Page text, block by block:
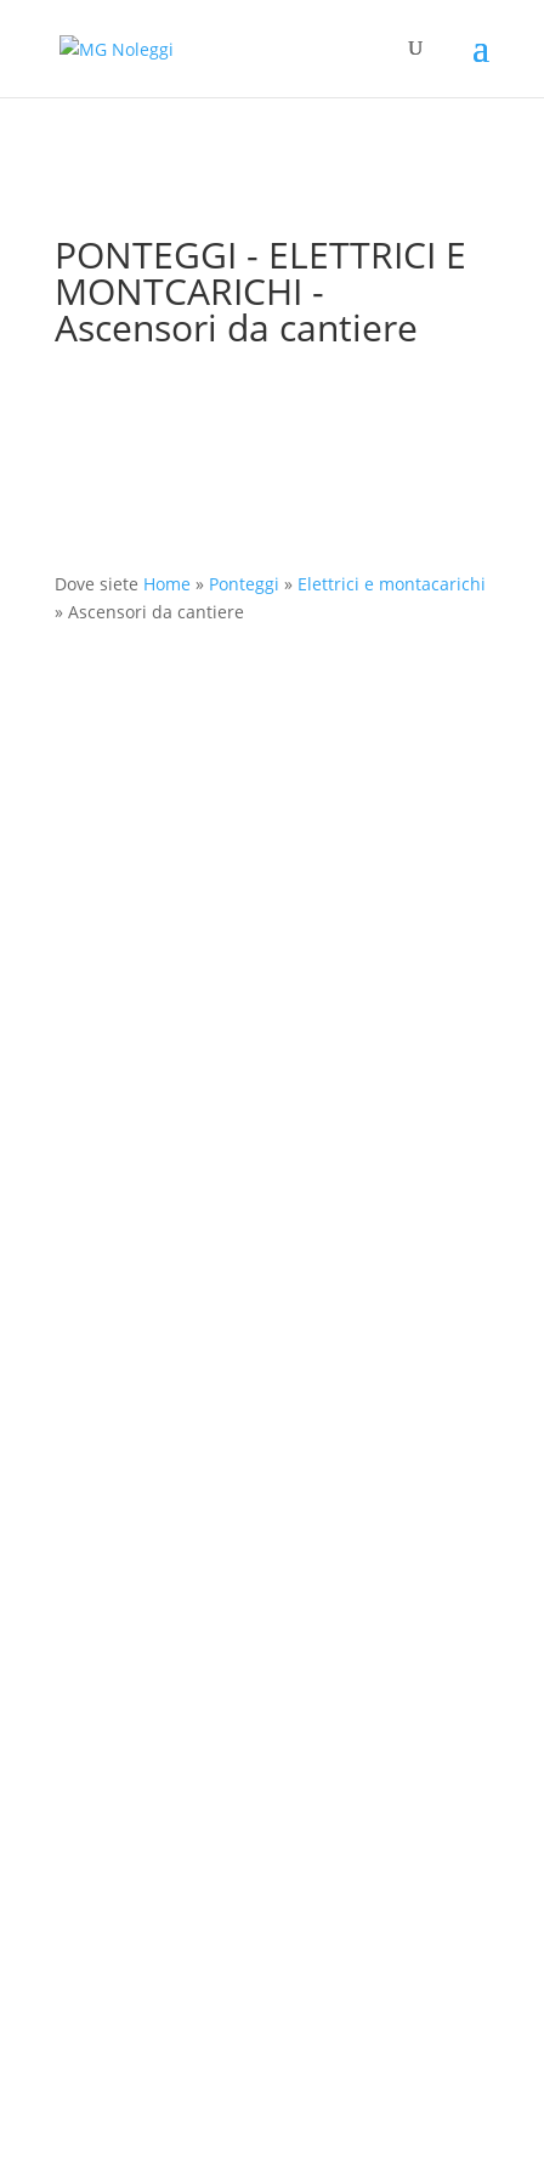
PONTEGGI - ELETTRICI E
MONTCARICHI -
Ascensori da cantiere
Dove siete Home » Ponteggi » Elettrici e montacarichi
» Ascensori da cantiere